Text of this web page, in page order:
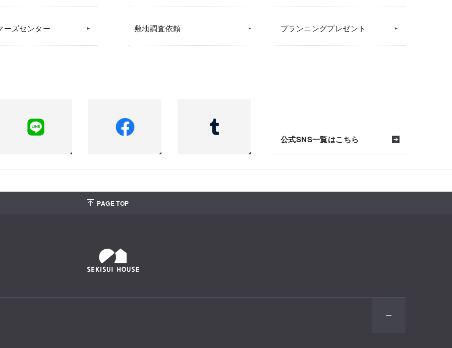
ーズセンター 敷地調査依頼 プランニングプレゼント
公式SNS一覧はこちら
PAGE TOP